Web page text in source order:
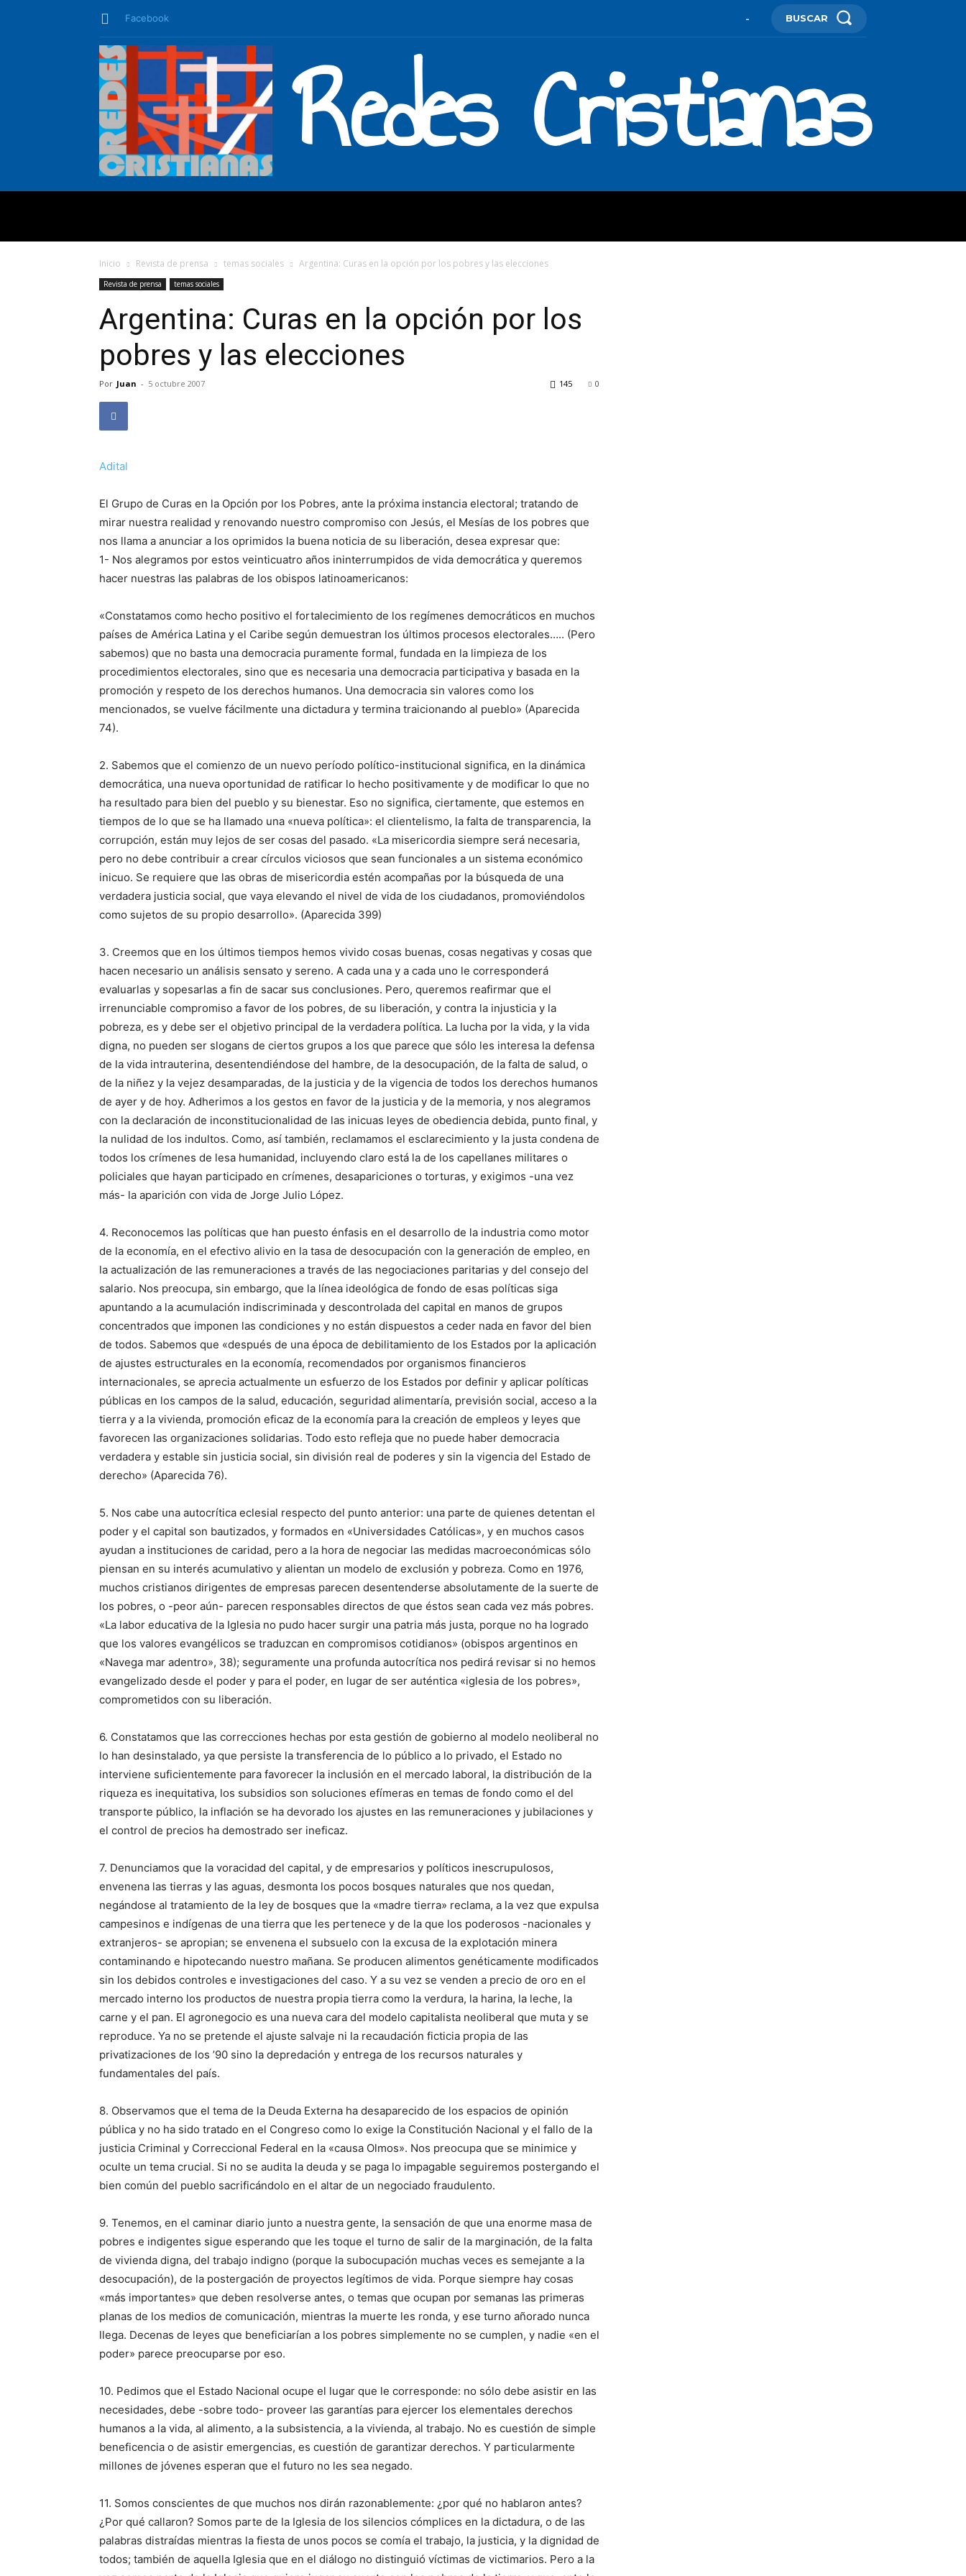
Facebook - BUSCAR
Redes Cristianas
Inicio Revista de prensa temas sociales Argentina: Curas en la opción por los pobres y las elecciones
Revista de prensa temas sociales
Argentina: Curas en la opción por los
pobres y las elecciones
Por Juan - 5 octubre 2007 0
145
Adital
El Grupo de Curas en la Opción por los Pobres, ante la próxima instancia electoral; tratando de
mirar nuestra realidad y renovando nuestro compromiso con Jesús, el Mesías de los pobres que
nos llama a anunciar a los oprimidos la buena noticia de su liberación, desea expresar que:
1- Nos alegramos por estos veinticuatro años ininterrumpidos de vida democrática y queremos
hacer nuestras las palabras de los obispos latinoamericanos:
«Constatamos como hecho positivo el fortalecimiento de los regímenes democráticos en muchos
países de América Latina y el Caribe según demuestran los últimos procesos electorales….. (Pero
sabemos) que no basta una democracia puramente formal, fundada en la limpieza de los
procedimientos electorales, sino que es necesaria una democracia participativa y basada en la
promoción y respeto de los derechos humanos. Una democracia sin valores como los
mencionados, se vuelve fácilmente una dictadura y termina traicionando al pueblo» (Aparecida
74).
2. Sabemos que el comienzo de un nuevo período político-institucional significa, en la dinámica
democrática, una nueva oportunidad de ratificar lo hecho positivamente y de modificar lo que no
ha resultado para bien del pueblo y su bienestar. Eso no significa, ciertamente, que estemos en
tiempos de lo que se ha llamado una «nueva política»: el clientelismo, la falta de transparencia, la
corrupción, están muy lejos de ser cosas del pasado. «La misericordia siempre será necesaria,
pero no debe contribuir a crear círculos viciosos que sean funcionales a un sistema económico
inicuo. Se requiere que las obras de misericordia estén acompañas por la búsqueda de una
verdadera justicia social, que vaya elevando el nivel de vida de los ciudadanos, promoviéndolos
como sujetos de su propio desarrollo». (Aparecida 399)
3. Creemos que en los últimos tiempos hemos vivido cosas buenas, cosas negativas y cosas que
hacen necesario un análisis sensato y sereno. A cada una y a cada uno le corresponderá
evaluarlas y sopesarlas a fin de sacar sus conclusiones. Pero, queremos reafirmar que el
irrenunciable compromiso a favor de los pobres, de su liberación, y contra la injusticia y la
pobreza, es y debe ser el objetivo principal de la verdadera política. La lucha por la vida, y la vida
digna, no pueden ser slogans de ciertos grupos a los que parece que sólo les interesa la defensa
de la vida intrauterina, desentendiéndose del hambre, de la desocupación, de la falta de salud, o
de la niñez y la vejez desamparadas, de la justicia y de la vigencia de todos los derechos humanos
de ayer y de hoy. Adherimos a los gestos en favor de la justicia y de la memoria, y nos alegramos
con la declaración de inconstitucionalidad de las inicuas leyes de obediencia debida, punto final, y
la nulidad de los indultos. Como, así también, reclamamos el esclarecimiento y la justa condena de
todos los crímenes de lesa humanidad, incluyendo claro está la de los capellanes militares o
policiales que hayan participado en crímenes, desapariciones o torturas, y exigimos -una vez
más- la aparición con vida de Jorge Julio López.
4. Reconocemos las políticas que han puesto énfasis en el desarrollo de la industria como motor
de la economía, en el efectivo alivio en la tasa de desocupación con la generación de empleo, en
la actualización de las remuneraciones a través de las negociaciones paritarias y del consejo del
salario. Nos preocupa, sin embargo, que la línea ideológica de fondo de esas políticas siga
apuntando a la acumulación indiscriminada y descontrolada del capital en manos de grupos
concentrados que imponen las condiciones y no están dispuestos a ceder nada en favor del bien
de todos. Sabemos que «después de una época de debilitamiento de los Estados por la aplicación
de ajustes estructurales en la economía, recomendados por organismos financieros
internacionales, se aprecia actualmente un esfuerzo de los Estados por definir y aplicar políticas
públicas en los campos de la salud, educación, seguridad alimentaría, previsión social, acceso a la
tierra y a la vivienda, promoción eficaz de la economía para la creación de empleos y leyes que
favorecen las organizaciones solidarias. Todo esto refleja que no puede haber democracia
verdadera y estable sin justicia social, sin división real de poderes y sin la vigencia del Estado de
derecho» (Aparecida 76).
5. Nos cabe una autocrítica eclesial respecto del punto anterior: una parte de quienes detentan el
poder y el capital son bautizados, y formados en «Universidades Católicas», y en muchos casos
ayudan a instituciones de caridad, pero a la hora de negociar las medidas macroeconómicas sólo
piensan en su interés acumulativo y alientan un modelo de exclusión y pobreza. Como en 1976,
muchos cristianos dirigentes de empresas parecen desentenderse absolutamente de la suerte de
los pobres, o -peor aún- parecen responsables directos de que éstos sean cada vez más pobres.
«La labor educativa de la Iglesia no pudo hacer surgir una patria más justa, porque no ha logrado
que los valores evangélicos se traduzcan en compromisos cotidianos» (obispos argentinos en
«Navega mar adentro», 38); seguramente una profunda autocrítica nos pedirá revisar si no hemos
evangelizado desde el poder y para el poder, en lugar de ser auténtica «iglesia de los pobres»,
comprometidos con su liberación.
6. Constatamos que las correcciones hechas por esta gestión de gobierno al modelo neoliberal no
lo han desinstalado, ya que persiste la transferencia de lo público a lo privado, el Estado no
interviene suficientemente para favorecer la inclusión en el mercado laboral, la distribución de la
riqueza es inequitativa, los subsidios son soluciones efímeras en temas de fondo como el del
transporte público, la inflación se ha devorado los ajustes en las remuneraciones y jubilaciones y
el control de precios ha demostrado ser ineficaz.
7. Denunciamos que la voracidad del capital, y de empresarios y políticos inescrupulosos,
envenena las tierras y las aguas, desmonta los pocos bosques naturales que nos quedan,
negándose al tratamiento de la ley de bosques que la «madre tierra» reclama, a la vez que expulsa
campesinos e indígenas de una tierra que les pertenece y de la que los poderosos -nacionales y
extranjeros- se apropian; se envenena el subsuelo con la excusa de la explotación minera
contaminando e hipotecando nuestro mañana. Se producen alimentos genéticamente modificados
sin los debidos controles e investigaciones del caso. Y a su vez se venden a precio de oro en el
mercado interno los productos de nuestra propia tierra como la verdura, la harina, la leche, la
carne y el pan. El agronegocio es una nueva cara del modelo capitalista neoliberal que muta y se
reproduce. Ya no se pretende el ajuste salvaje ni la recaudación ficticia propia de las
privatizaciones de los ’90 sino la depredación y entrega de los recursos naturales y
fundamentales del país.
8. Observamos que el tema de la Deuda Externa ha desaparecido de los espacios de opinión
pública y no ha sido tratado en el Congreso como lo exige la Constitución Nacional y el fallo de la
justicia Criminal y Correccional Federal en la «causa Olmos». Nos preocupa que se minimice y
oculte un tema crucial. Si no se audita la deuda y se paga lo impagable seguiremos postergando el
bien común del pueblo sacrificándolo en el altar de un negociado fraudulento.
9. Tenemos, en el caminar diario junto a nuestra gente, la sensación de que una enorme masa de
pobres e indigentes sigue esperando que les toque el turno de salir de la marginación, de la falta
de vivienda digna, del trabajo indigno (porque la subocupación muchas veces es semejante a la
desocupación), de la postergación de proyectos legítimos de vida. Porque siempre hay cosas
«más importantes» que deben resolverse antes, o temas que ocupan por semanas las primeras
planas de los medios de comunicación, mientras la muerte les ronda, y ese turno añorado nunca
llega. Decenas de leyes que beneficiarían a los pobres simplemente no se cumplen, y nadie «en el
poder» parece preocuparse por eso.
10. Pedimos que el Estado Nacional ocupe el lugar que le corresponde: no sólo debe asistir en las
necesidades, debe -sobre todo- proveer las garantías para ejercer los elementales derechos
humanos a la vida, al alimento, a la subsistencia, a la vivienda, al trabajo. No es cuestión de simple
beneficencia o de asistir emergencias, es cuestión de garantizar derechos. Y particularmente
millones de jóvenes esperan que el futuro no les sea negado.
11. Somos conscientes de que muchos nos dirán razonablemente: ¿por qué no hablaron antes?
¿Por qué callaron? Somos parte de la Iglesia de los silencios cómplices en la dictadura, o de las
palabras distraídas mientras la fiesta de unos pocos se comía el trabajo, la justicia, y la dignidad de
todos; también de aquella Iglesia que en el diálogo no distinguió víctimas de victimarios. Pero a la